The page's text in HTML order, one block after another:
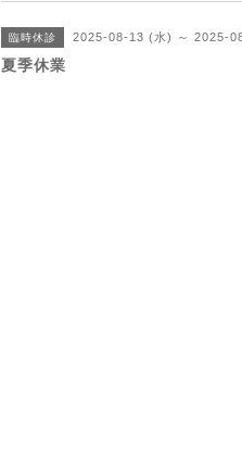
臨時休診 2025-08-13 (水) ～ 2025-
夏季休業